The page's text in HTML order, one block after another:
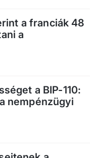
a franciák 48
a
a BIP-110:
nempénzügyi